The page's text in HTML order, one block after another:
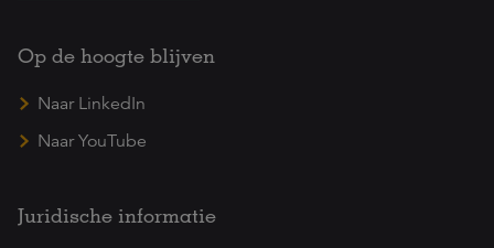
Op de hoogte blijven
Naar LinkedIn
Naar YouTube
Juridische informatie